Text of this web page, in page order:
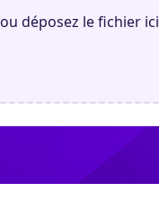
ou déposez le fichier ici